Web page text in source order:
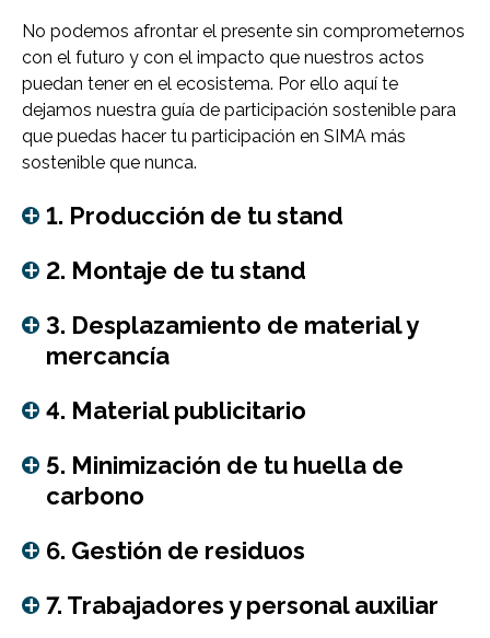
No podemos afrontar el presente sin comprometernos
con el futuro y con el impacto que nuestros actos
puedan tener en el ecosistema. Por ello aquí te
dejamos nuestra guía de participación sostenible para
que puedas hacer tu participación en SIMA más
sostenible que nunca.
1. Producción de tu stand
2. Montaje de tu stand
3. Desplazamiento de material y
mercancía
4. Material publicitario
5. Minimización de tu huella de
carbono
6. Gestión de residuos
7. Trabajadores y personal auxiliar